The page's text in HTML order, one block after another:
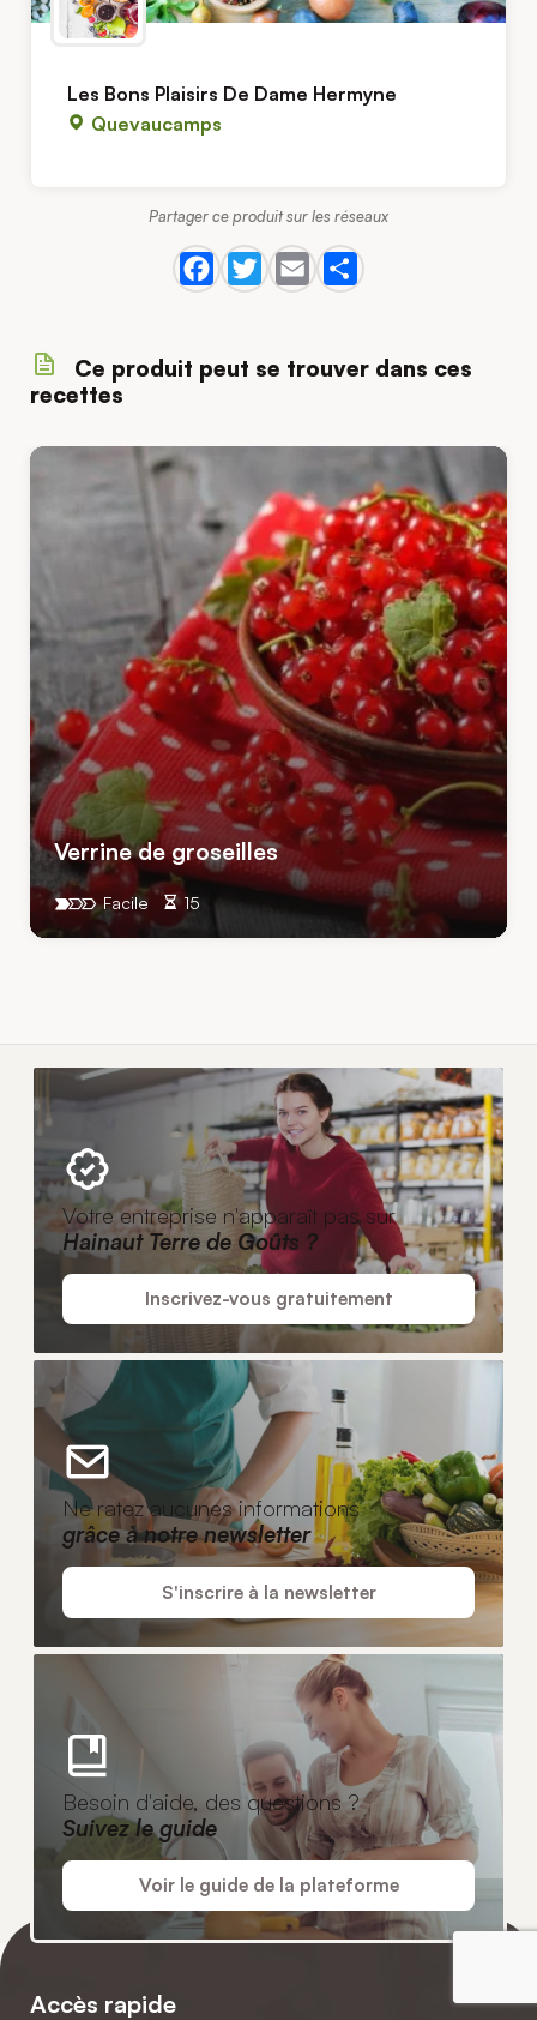
Les Bons Plaisirs De Dame Hermyne
Quevaucamps
Partager ce produit sur les réseaux
Ce produit peut se trouver dans ces
recettes
Verrine de groseilles
15
Facile
Votre entreprise n'apparaît pas sur
Hainaut Terre de Goûts ?
Inscrivez-vous gratuitement
Ne ratez aucunes informations
grâce à notre newsletter
S'inscrire à la newsletter
Besoin d'aide, des questions ?
Suivez le guide
Voir le guide de la plateforme
Accès rapide